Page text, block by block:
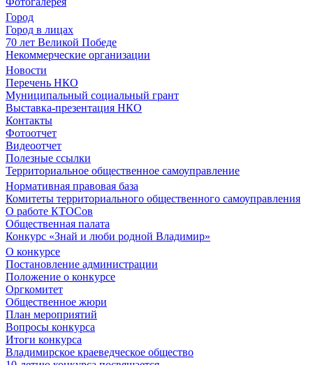
Город
Город в лицах
70 лет Великой Победе
Некоммерческие организации
Новости
Перечень НКО
Муниципальный социальный грант
Выставка-презентация НКО
Контакты
Фотоотчет
Видеоотчет
Полезные ссылки
Территориальное общественное самоуправление
Нормативная правовая база
Комитеты территориального общественного самоуправления
О работе КТОСов
Общественная палата
Конкурс «Знай и люби родной Владимир»
О конкурсе
Постановление администрации
Положение о конкурсе
Оргкомитет
Общественное жюри
План мероприятий
Вопросы конкурса
Итоги конкурса
Владимирское краеведческое общество